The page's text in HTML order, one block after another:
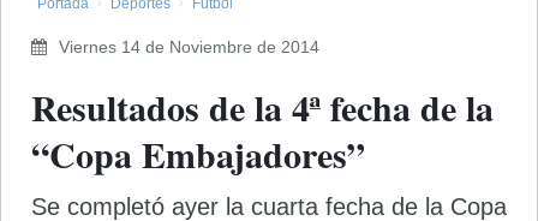
Viernes 14 de Noviembre de 2014
Resultados de la 4ª fecha de la
“Copa Embajadores”
Se completó ayer la cuarta fecha de la Copa